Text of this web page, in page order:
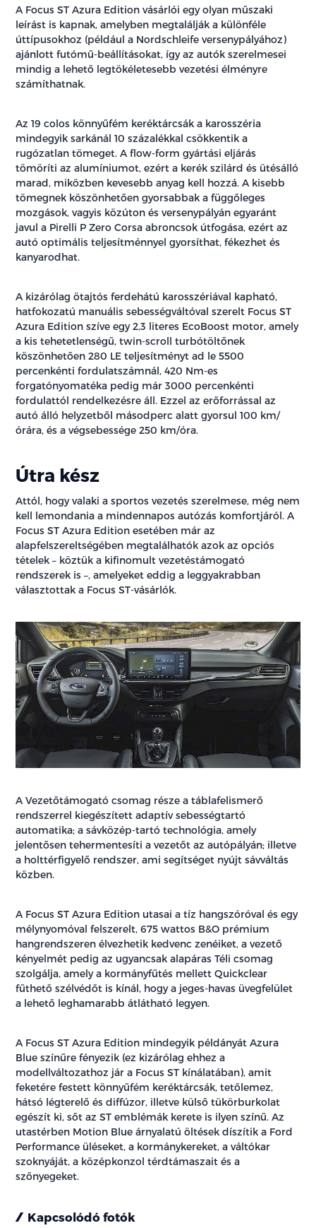
A Focus ST Azura Edition vásárlói egy olyan műszaki
leírást is kapnak, amelyben megtalálják a különféle
úttípusokhoz (például a Nordschleife versenypályához)
ajánlott futómű-beállításokat, így az autók szerelmesei
mindig a lehető legtökéletesebb vezetési élményre
számíthatnak.
Az 19 colos könnyűfém keréktárcsák a karosszéria
mindegyik sarkánál 10 százalékkal csökkentik a
rugózatlan tömeget. A flow-form gyártási eljárás
tömöríti az alumíniumot, ezért a kerék szilárd és ütésálló
marad, miközben kevesebb anyag kell hozzá. A kisebb
tömegnek köszönhetően gyorsabbak a függőleges
mozgások, vagyis közúton és versenypályán egyaránt
javul a Pirelli P Zero Corsa abroncsok útfogása, ezért az
autó optimális teljesítménnyel gyorsíthat, fékezhet és
kanyarodhat.
A kizárólag ötajtós ferdehátú karosszériával kapható,
hatfokozatú manuális sebességváltóval szerelt Focus ST
Azura Edition szíve egy 2,3 literes EcoBoost motor, amely
a kis tehetetlenségű, twin-scroll turbótöltőnek
köszönhetően 280 LE teljesítményt ad le 5500
percenkénti fordulatszámnál, 420 Nm-es
forgatónyomatéka pedig már 3000 percenkénti
fordulattól rendelkezésre áll. Ezzel az erőforrással az
autó álló helyzetből másodperc alatt gyorsul 100 km/
órára, és a végsebessége 250 km/óra.
Útra kész
Attól, hogy valaki a sportos vezetés szerelmese, még nem
kell lemondania a mindennapos autózás komfortjáról. A
Focus ST Azura Edition esetében már az
alapfelszereltségében megtalálhatók azok az opciós
tételek – köztük a kifinomult vezetéstámogató
rendszerek is –, amelyeket eddig a leggyakrabban
választottak a Focus ST-vásárlók.
A Vezetőtámogató csomag része a táblafelismerő
rendszerrel kiegészített adaptív sebességtartó
automatika; a sávközép-tartó technológia, amely
jelentősen tehermentesíti a vezetőt az autópályán; illetve
a holttérfigyelő rendszer, ami segítséget nyújt sávváltás
közben.
A Focus ST Azura Edition utasai a tíz hangszóróval és egy
mélynyomóval felszerelt, 675 wattos B&O prémium
hangrendszeren élvezhetik kedvenc zenéiket, a vezető
kényelmét pedig az ugyancsak alapáras Téli csomag
szolgálja, amely a kormányfűtés mellett Quickclear
fűthető szélvédőt is kínál, hogy a jeges-havas üvegfelület
a lehető leghamarabb átlátható legyen.
A Focus ST Azura Edition mindegyik példányát Azura
Blue színűre fényezik (ez kizárólag ehhez a
modellváltozathoz jár a Focus ST kínálatában), amit
feketére festett könnyűfém keréktárcsák, tetőlemez,
hátsó légterelő és diffúzor, illetve külső tükörburkolat
egészít ki, sőt az ST emblémák kerete is ilyen színű. Az
utastérben Motion Blue árnyalatú öltések díszítik a Ford
Performance üléseket, a kormánykereket, a váltókar
szoknyáját, a középkonzol térdtámaszait és a
szőnyegeket.
Kapcsolódó fotók